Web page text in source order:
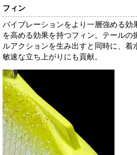
フィン
バイブレーションをより一層強める効
を高める効果を持つフィン。テールの
ルアクションを生み出すと同時に、着
敏速な立ち上がりにも貢献。